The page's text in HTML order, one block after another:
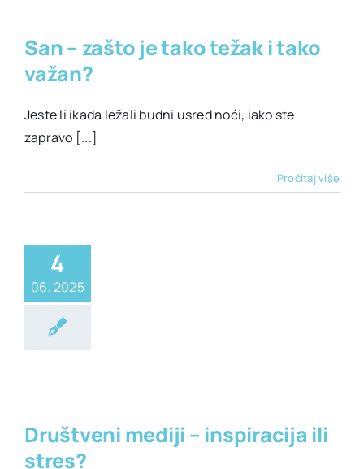
San – zašto je tako težak i tako
važan?
Jeste li ikada ležali budni usred noći, iako ste
zapravo [...]
Pročitaj više
4
06, 2025
zdravlje
Društveni mediji – inspiracija ili
stres?